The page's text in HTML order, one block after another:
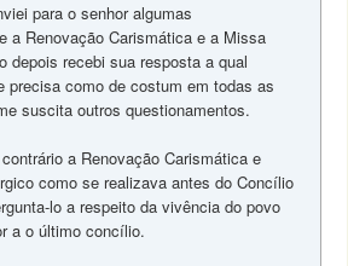
para o senhor algumas
a Renovação Carismática e a Missa
depois recebi sua resposta a qual
precisa como de costum em todas as
suscita outros questionamentos.
a Renovação Carismática e
como se realizava antes do Concílio
lo a respeito da vivência do povo
a o último concílio.